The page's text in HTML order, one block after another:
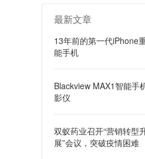
最新文章
13年前的第一代iPhone
能手机
Blackview MAX1智能手
影仪
双蚁药业召开“营销转型
展”会议，突破疫情困难